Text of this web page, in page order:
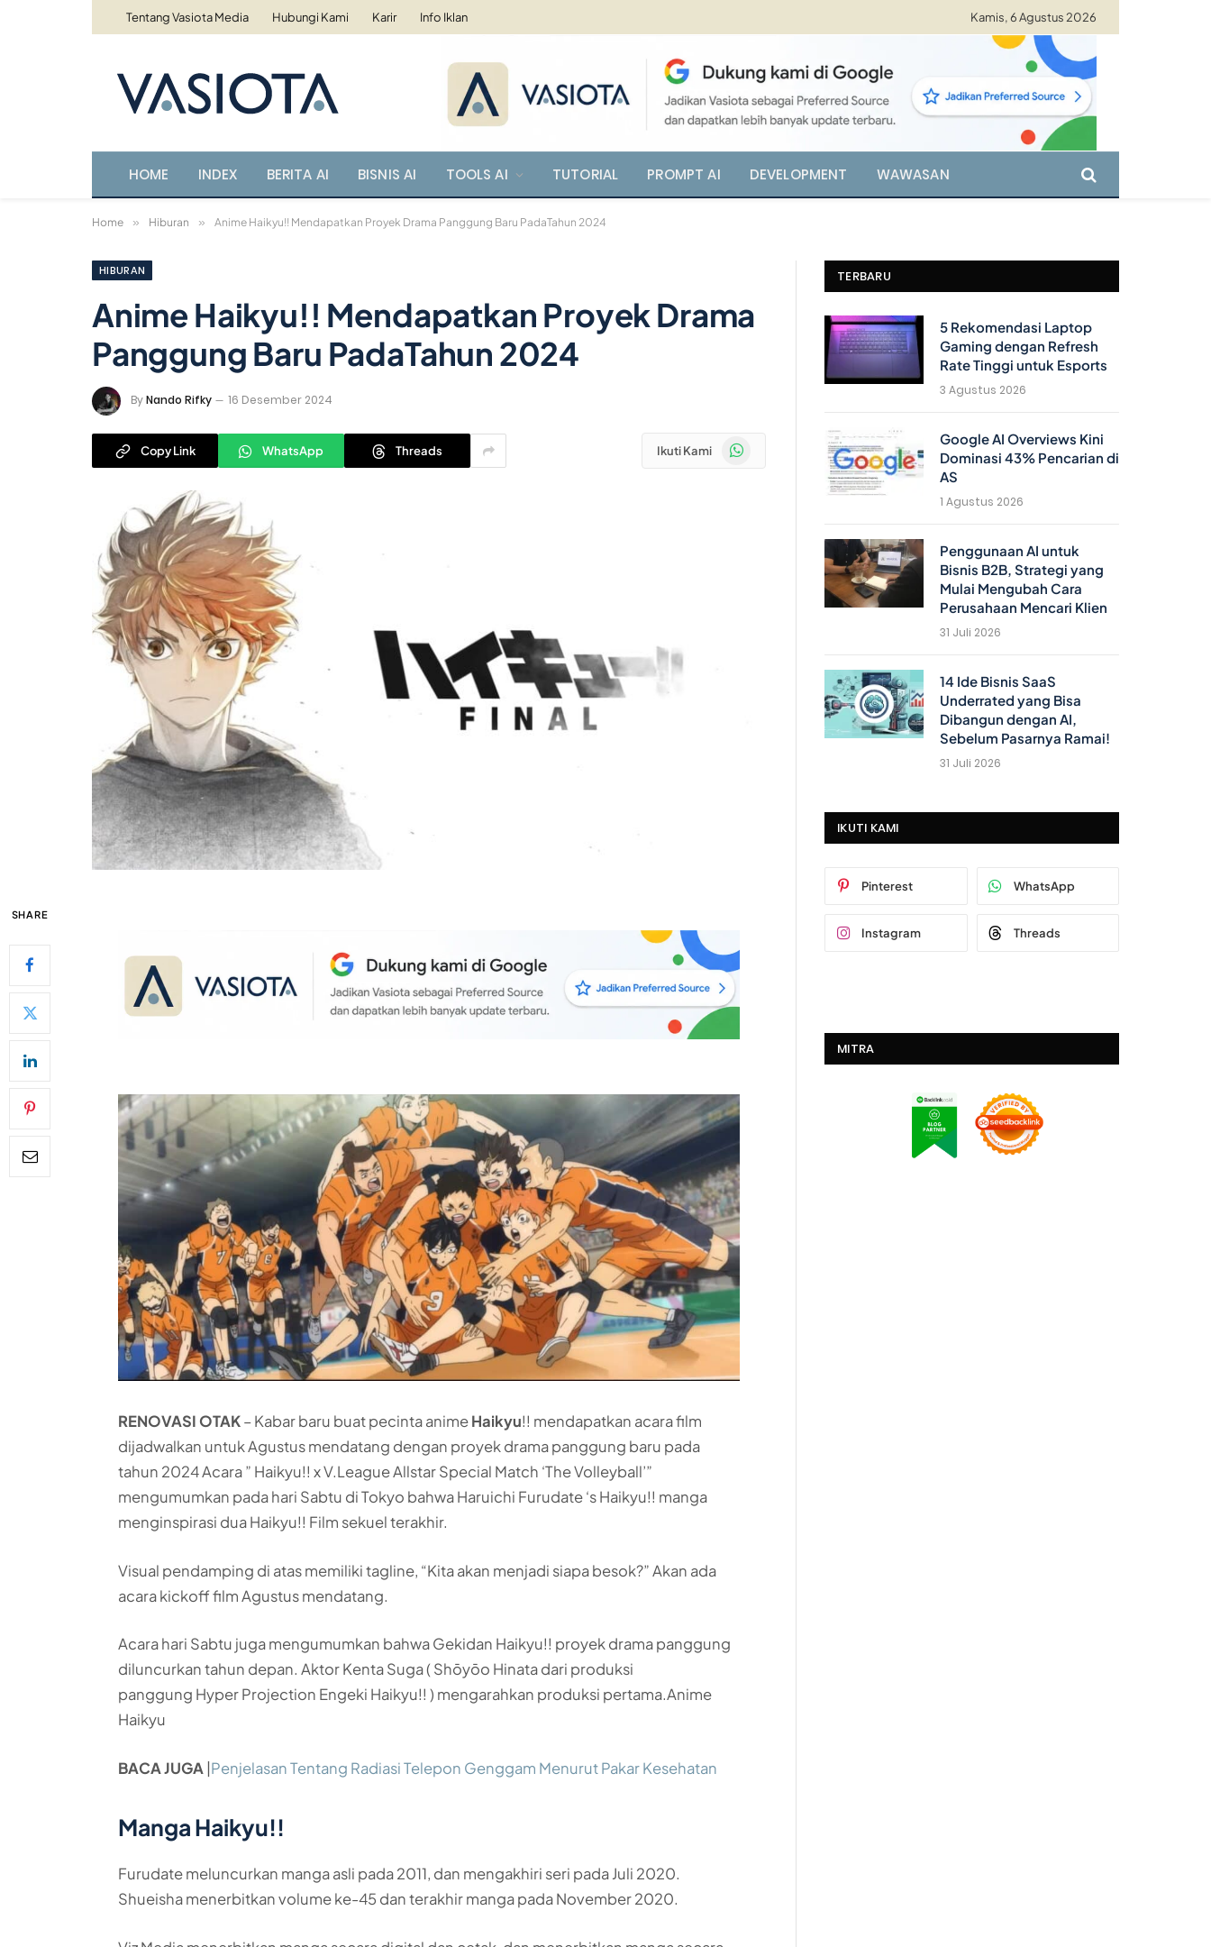
Tentang Vasiota Media Hubungi Kami Karir Info Iklan Kamis, 6 Agustus 2026
HOME INDEX BERITA AI BISNIS AI TOOLS AI TUTORIAL PROMPT AI DEVELOPMENT WAWASAN
Home » Hiburan » Anime Haikyu!! Mendapatkan Proyek Drama Panggung Baru PadaTahun 2024
HIBURAN
Anime Haikyu!! Mendapatkan Proyek Drama
Panggung Baru PadaTahun 2024
ByNando Rifky 16 Desember 2024
Copy Link WhatsApp Threads Ikuti Kami WhatsApp
SHARE
RENOVASI OTAK– Kabar baru buat pecinta animeHaikyu!! mendapatkan acara film
dijadwalkan untuk Agustus mendatang dengan proyek drama panggung baru pada
tahun 2024 Acara ” Haikyu!! x V.League Allstar Special Match ‘The Volleyball’”
mengumumkan pada hari Sabtu di Tokyo bahwa Haruichi Furudate ‘s Haikyu!! manga
menginspirasi dua Haikyu!! Film sekuel terakhir.
Visual pendamping di atas memiliki tagline, “Kita akan menjadi siapa besok?” Akan ada
acara kickoff film Agustus mendatang.
Acara hari Sabtu juga mengumumkan bahwa Gekidan Haikyu!! proyek drama panggung
diluncurkan tahun depan. Aktor Kenta Suga ( Shōyōo Hinata dari produksi
panggung Hyper Projection Engeki Haikyu!! ) mengarahkan produksi pertama.Anime
Haikyu
BACA JUGA |Penjelasan Tentang Radiasi Telepon Genggam Menurut Pakar Kesehatan
Manga Haikyu!!
Furudate meluncurkan manga asli pada 2011, dan mengakhiri seri pada Juli 2020.
Shueisha menerbitkan volume ke-45 dan terakhir manga pada November 2020.
TERBARU
5 Rekomendasi Laptop
Gaming dengan Refresh
Rate Tinggi untuk Esports
3 Agustus 2026
Google AI Overviews Kini
Dominasi 43% Pencarian di
AS
1 Agustus 2026
Penggunaan AI untuk
Bisnis B2B, Strategi yang
Mulai Mengubah Cara
Perusahaan Mencari Klien
31 Juli 2026
14 Ide Bisnis SaaS
Underrated yang Bisa
Dibangun dengan AI,
Sebelum Pasarnya Ramai!
31 Juli 2026
IKUTI KAMI
Pinterest WhatsApp
Instagram Threads
MITRA